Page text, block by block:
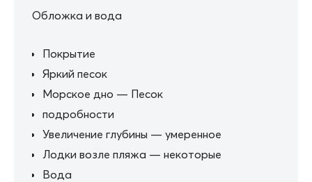
Обложка и вода
Покрытие
Яркий песок
Морское дно — Песок
подробности
Увеличение глубины — умеренное
Лодки возле пляжа — некоторые
Вода